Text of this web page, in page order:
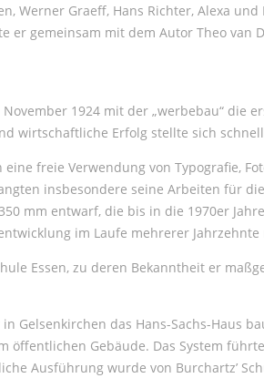
Werner Graeff, Hans Richter, Alexa
er gemeinsam mit dem Autor Theo
1924 mit der „werbebau“
wirtschaftliche Erfolg stellte sich
freie Verwendung von Typografie,
insbesondere seine Arbeiten für
mm entwarf, die bis in die 1970er
im Laufe mehrerer Jahrzehnte
Essen, zu deren Bekanntheit er
Gelsenkirchen das Hans-Sachs-Haus
Gebäude. Das System
Ausführung wurde von Burchartz’